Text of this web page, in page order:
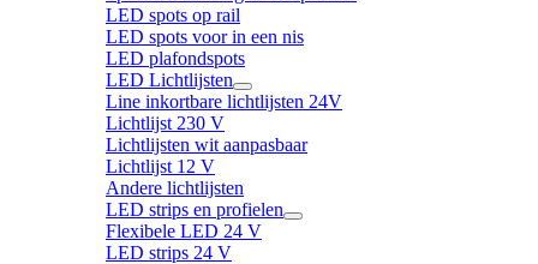
LED spots op rail
LED spots voor in een nis
LED plafondspots
LED Lichtlijsten
Line inkortbare lichtlijsten 24V
Lichtlijst 230 V
Lichtlijsten wit aanpasbaar
Lichtlijst 12 V
Andere lichtlijsten
LED strips en profielen
Flexibele LED 24 V
LED strips 24 V